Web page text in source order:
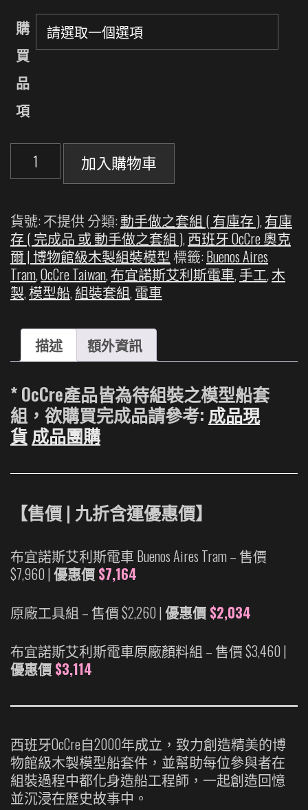
到
NT$12,312
購
買
品
項
【難
班
牙
OcCre
奧
克
宜
諾
斯
艾
利
電
Buenos
Aires
Tram
|
精
模
動
手
28
數
量
加入購物車
貨號:不提供分類:動手做之套組 ( 有庫存 ),有庫
存 ( 完成品 或 動手做之套組 ),西班牙 OcCre 奧克
爾 | 博物館級木製組裝模型標籤:Buenos Aires
Tram,OcCre Taiwan,布宜諾斯艾利斯電車,手工,木
製,模型船,組裝套組,電車
描述 額外資訊
* OcCre產品皆為待組裝之模型船套
組，欲購買完成品請參考: 成品現
貨成品團購
【售價 | 九折含運優惠價】
布宜諾斯艾利斯電車 Buenos Aires Tram – 售價
$7,960 |優惠價 $7,164
原廠工具組 – 售價 $2,260 |優惠價 $2,034
布宜諾斯艾利斯電車原廠顏料組 – 售價 $3,460 |
優惠價 $3,114
西班牙OcCre自2000年成立，致力創造精美的博
物館級木製模型船套件，並幫助每位參與者在
組裝過程中都化身造船工程師，一起創造回憶
並沉浸在歷史故事中。